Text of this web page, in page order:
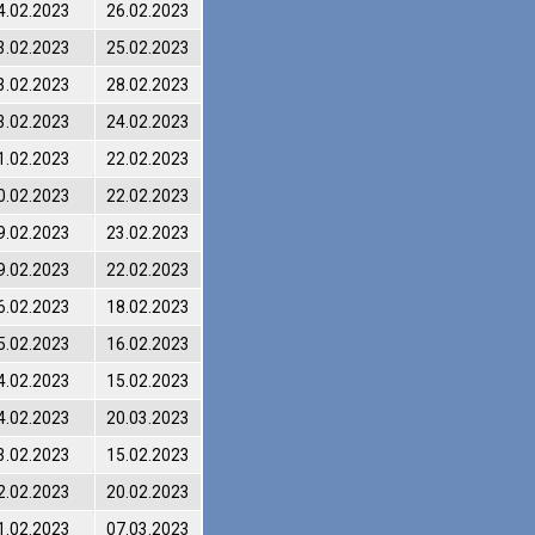
26.02.2023
25.02.2023
28.02.2023
24.02.2023
22.02.2023
22.02.2023
23.02.2023
22.02.2023
18.02.2023
16.02.2023
15.02.2023
20.03.2023
15.02.2023
20.02.2023
07.03.2023